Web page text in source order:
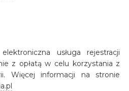
usługa rejestracji
z opłatą w celu korzystania z
Więcej informacji na stronie